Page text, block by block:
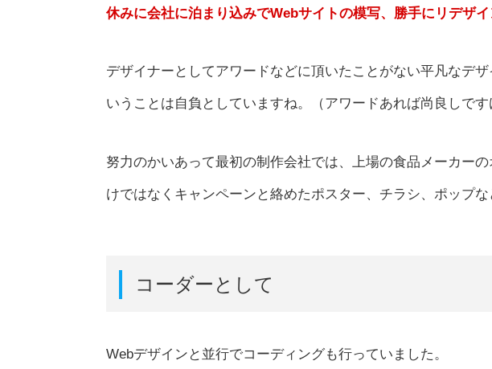
休みに会社に泊まり込みでWebサイトの模写、勝手にリデザイ
デザイナーとしてアワードなどに頂いたことがない平凡なデ
いうことは自負としていますね。（アワードあれば尚良しです
努力のかいあって最初の制作会社では、上場の食品メーカー
けではなくキャンペーンと絡めたポスター、チラシ、ポップ
コーダーとして
Webデザインと並行でコーディングも行っていました。